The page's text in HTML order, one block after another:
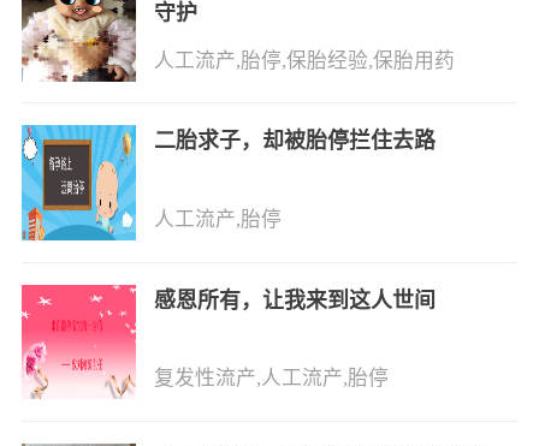
守护
人工流产,胎停,保胎经验,保胎用药
二胎求子，却被胎停拦住去路
人工流产,胎停
感恩所有，让我来到这人世间
复发性流产,人工流产,胎停